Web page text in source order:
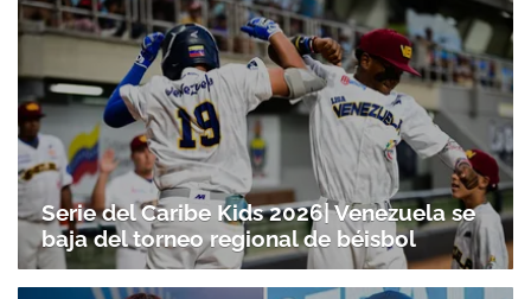
Serie del Caribe Kids 2026| Venezuela se
baja del torneo regional de béisbol